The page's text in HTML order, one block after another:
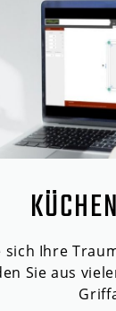
sich Ihre
Sie aus